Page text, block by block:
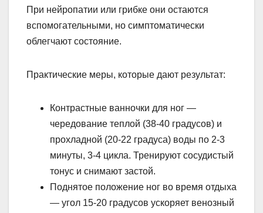
При нейропатии или грибке они остаются
вспомогательными, но симптоматически
облегчают состояние.
Практические меры, которые дают результат:
Контрастные ванночки для ног —
чередование теплой (38-40 градусов) и
прохладной (20-22 градуса) воды по 2-3
минуты, 3-4 цикла. Тренируют сосудистый
тонус и снимают застой.
Поднятое положение ног во время отдыха
— угол 15-20 градусов ускоряет венозный